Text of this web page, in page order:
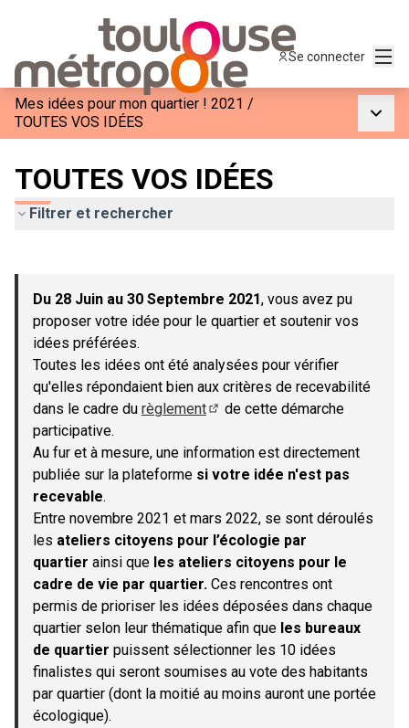
Se connecter
Mes idées pour mon quartier ! 2021 /
TOUTES VOS IDÉES
TOUTES VOS IDÉES
Filtrer et rechercher
−
Du 28 Juin au 30 Septembre 2021, vous avez pu
proposer votre idée pour le quartier et soutenir vos
idées préférées.
Toutes les idées ont été analysées pour vérifier
qu'elles répondaient bien aux critères de recevabilité
dans le cadre du règlement
de cette démarche
participative.
Au fur et à mesure, une information est directement
publiée sur la plateforme si votre idée n'est pas
recevable.
Entre novembre 2021 et mars 2022, se sont déroulés
les ateliers citoyens pour l’écologie par
quartier ainsi que les ateliers citoyens pour le
cadre de vie par quartier. Ces rencontres ont
permis de prioriser les idées déposées dans chaque
quartier selon leur thématique afin que les bureaux
de quartier puissent sélectionner les 10 idées
finalistes qui seront soumises au vote des habitants
par quartier (dont la moitié au moins auront une portée
écologique).